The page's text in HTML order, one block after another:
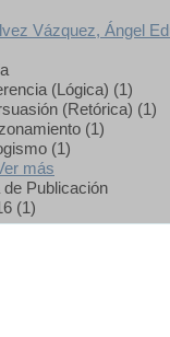
Vázquez, Ángel
(Lógica) (1)
(Retórica) (1)
(1)
(1)
más
de Publicación
(1)